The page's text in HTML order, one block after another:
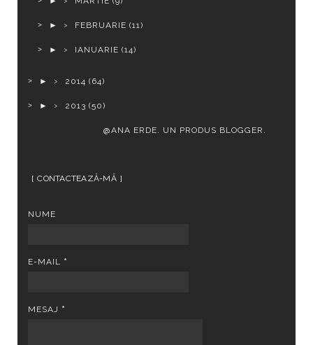
► FEBRUARIE(11)
► IANUARIE(14)
► 2014 (64)
► 2013 (50)
@ANA ERDE. UN PRODUS BLOGGER .
CONTACTEAZĂ-MĂ
NUME
E-MAIL *
MESAJ *